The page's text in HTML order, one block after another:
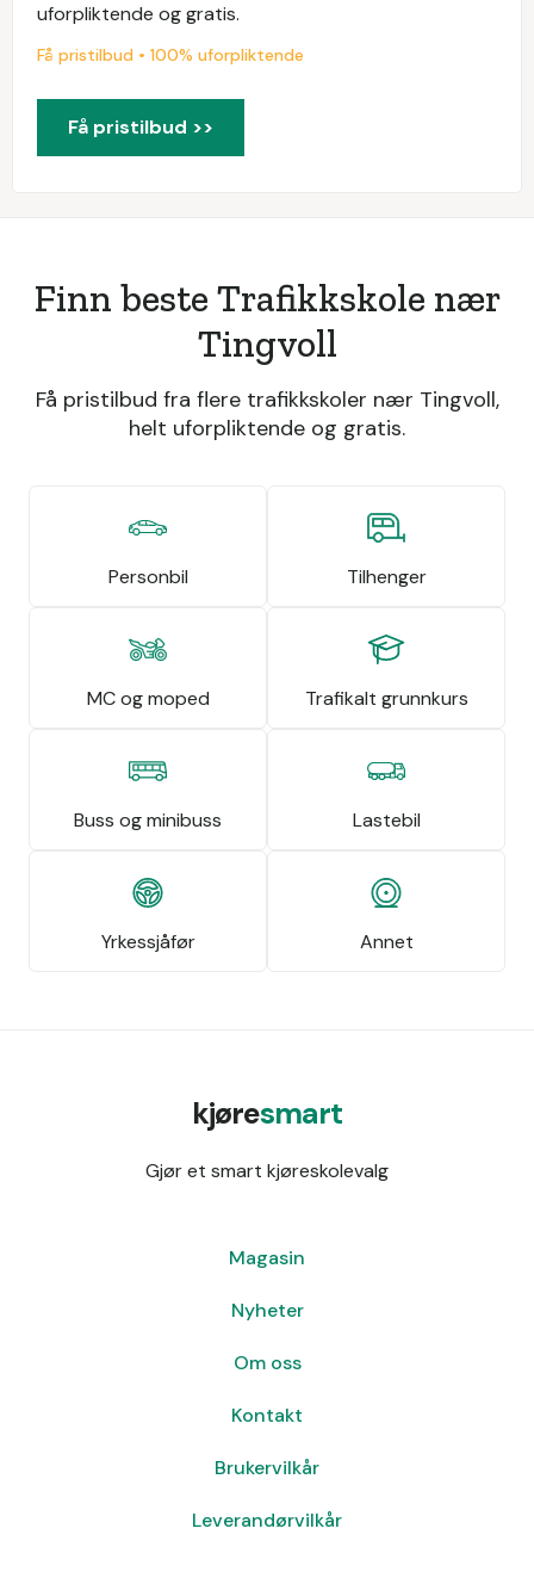
uforpliktende og gratis.
Få pristilbud • 100% uforpliktende
Få pristilbud >>
Finn beste Trafikkskole nær
Tingvoll
Få pristilbud fra flere trafikkskoler nær Tingvoll,
helt uforpliktende og gratis.
Personbil Tilhenger
MC og moped Trafikalt grunnkurs
Buss og minibuss Lastebil
Yrkessjåfør Annet
kjøresmart
Gjør et smart kjøreskolevalg
Magasin
Nyheter
Om oss
Kontakt
Brukervilkår
Leverandørvilkår